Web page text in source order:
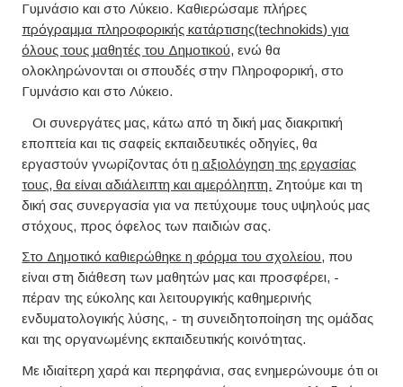
Γυμνάσιο και στο Λύκειο. Καθιερώσαμε πλήρες
πρόγραμμα πληροφορικής κατάρτισης(technokids) για
όλους τους μαθητές του Δημοτικού, ενώ θα
ολοκληρώνονται οι σπουδές στην Πληροφορική, στο
Γυμνάσιο και στο Λύκειο.
Οι συνεργάτες μας, κάτω από τη δική μας διακριτική
εποπτεία και τις σαφείς εκπαιδευτικές οδηγίες, θα
εργαστούν γνωρίζοντας ότιη αξιολόγηση της εργασίας
τους, θα είναι αδιάλειπτη και αμερόληπτη. Ζητούμε και τη
δική σας συνεργασία για να πετύχουμε τους υψηλούς μας
στόχους, προς όφελος των παιδιών σας.
Στο Δημοτικό καθιερώθηκε η φόρμα του σχολείου, που
είναι στη διάθεση των μαθητών μας και προσφέρει, -
πέραν της εύκολης και λειτουργικής καθημερινής
ενδυματολογικής λύσης, - τη συνειδητοποίηση της ομάδας
και της οργανωμένης εκπαιδευτικής κοινότητας.
Με ιδιαίτερη χαρά και περηφάνια, σας ενημερώνουμε ότι οι